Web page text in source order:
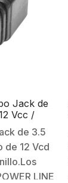
Jack de
Vcc /
/
parade 3.5
de 12 Vcd
LINE